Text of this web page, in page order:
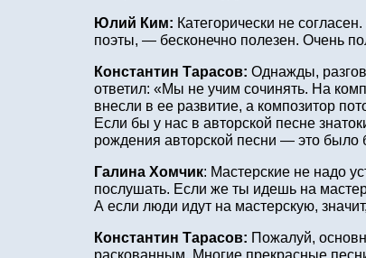
Юлий Ким: Категорически не
поэты, — бесконечно полезен. Очень
Константин Тарасов: Однажды,
ответил: «Мы не учим сочинять. На
внесли в ее развитие, а композитор
Если бы у нас в авторской песне
рождения авторской песни — это было
Галина Хомчик: Мастерские не надо
послушать. Если же ты идешь на
А если люди идут на мастерскую,
Константин Тарасов: Пожалуй,
раскованным. Многие прекрасные